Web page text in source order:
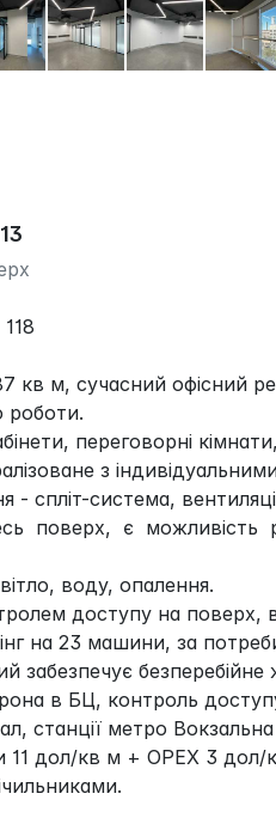
кв м, сучасний офісний
роботи.
переговорні
з
- спліт-система,
поверх, є можливість
воду, опалення.
доступу на поверх,
на 23 машини, за
забезпечує безперебійне
в БЦ, контроль
станції метро
11 дол/кв м + OPEX 3